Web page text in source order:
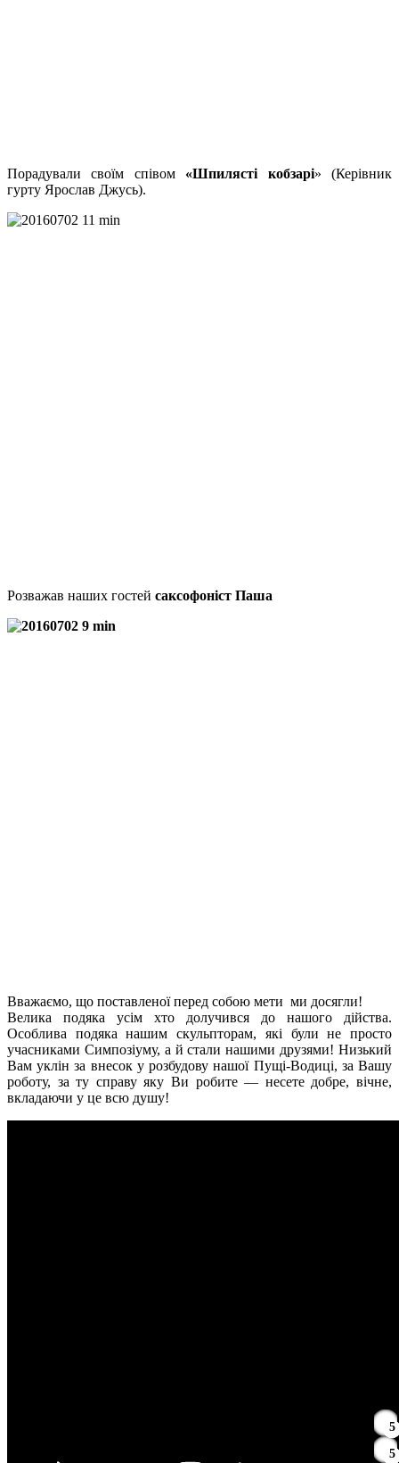
Порадували своїм співом «Шпилясті кобзарі» (Керівник
гурту Ярослав Джусь).
Розважав наших гостей саксофоніст Паша
Вважаємо, що поставленої перед собою мети ми досягли!
Велика подяка усім хто долучився до нашого дійства.
Особлива подяка нашим скульпторам, які були не просто
учасниками Симпозіуму, а й стали нашими друзями! Низький
Вам уклін за внесок у розбудову нашої Пущі-Водиці, за Вашу
роботу, за ту справу яку Ви робите — несете добре, вічне,
вкладаючи у це всю душу!
3
3
2
2
3
3
5
5